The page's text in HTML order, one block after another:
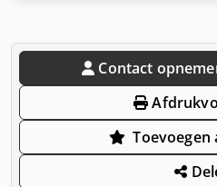
Contact
Toevoegen